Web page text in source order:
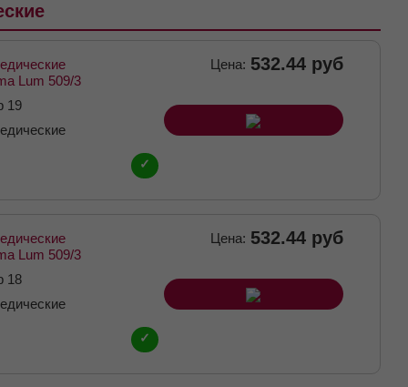
Lum 509/3
19
Цена: 532.44 руб
✓
Lum 509/3
18
Цена: 532.44 руб
✓